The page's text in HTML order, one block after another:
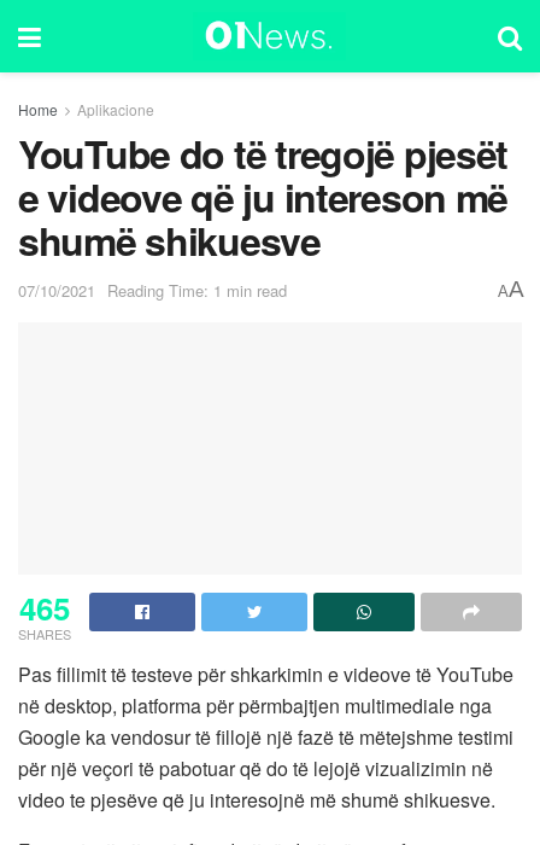
Home Aplikacione
YouTube do të tregojë pjesët
e videove që ju intereson më
shumë shikuesve
07/10/2021 Reading Time: 1 min read AA
465
SHARES
Pas fillimit të testeve për shkarkimin e videove të YouTube
në desktop, platforma për përmbajtjen multimediale nga
Google ka vendosur të fillojë një fazë të mëtejshme testimi
për një veçori të pabotuar që do të lejojë vizualizimin në
video te pjesëve që ju interesojnë më shumë shikuesve.